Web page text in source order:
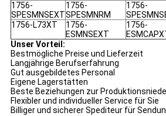
1756-
SPESMNSEXT
1756-
SPESMNRM
1756-
1756-L73XT
1756-
ESMNSEXT
1756-
Unser Vorteil:
Bestmögliche Preise und Lieferzeit
Langjährige Berufserfahrung
Gut ausgebildetes Personal
Eigene Lagerstätten
Beste Beziehungen zur
Flexibler und individueller Service für Sie
Billiger und sicherer Spediteur für